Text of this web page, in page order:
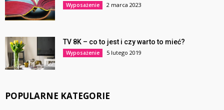
Wyposażenie 2 marca 2023
TV 8K – co to jest i czy warto to mieć?
Wyposażenie 5 lutego 2019
POPULARNE KATEGORIE